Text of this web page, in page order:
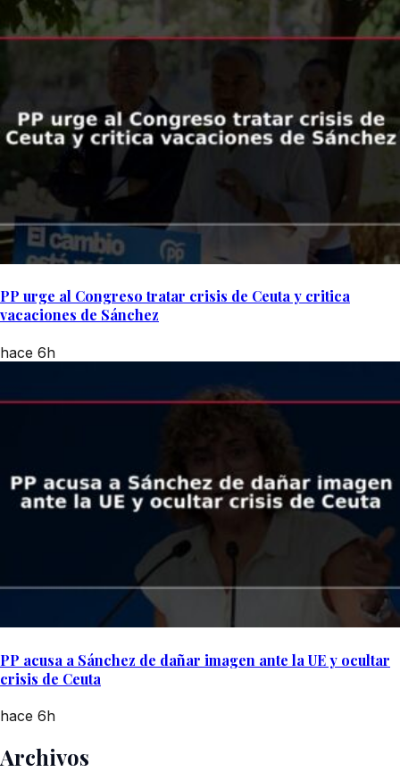
PP urge al Congreso tratar crisis de Ceuta y critica
vacaciones de Sánchez
hace 6h
PP acusa a Sánchez de dañar imagen ante la UE y ocultar
crisis de Ceuta
hace 6h
Archivos